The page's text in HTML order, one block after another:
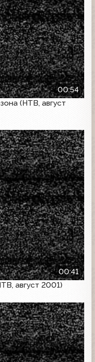
00:54
(НТВ, август
00:41
август 2001)